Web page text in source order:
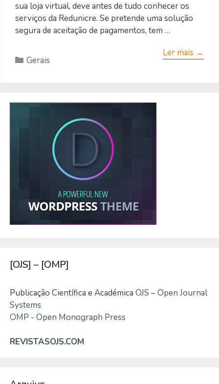
sua loja virtual, deve antes de tudo conhecer os
serviços da Redunicre. Se pretende uma solução
segura de aceitação de pagamentos, tem …
Ler mais →
Categorias
Gerais
[OJS] – [OMP]
Publicação Científica e Académica OJS – Open Journal
Systems
OMP - Open Monograph Press
REVISTASOJS.COM